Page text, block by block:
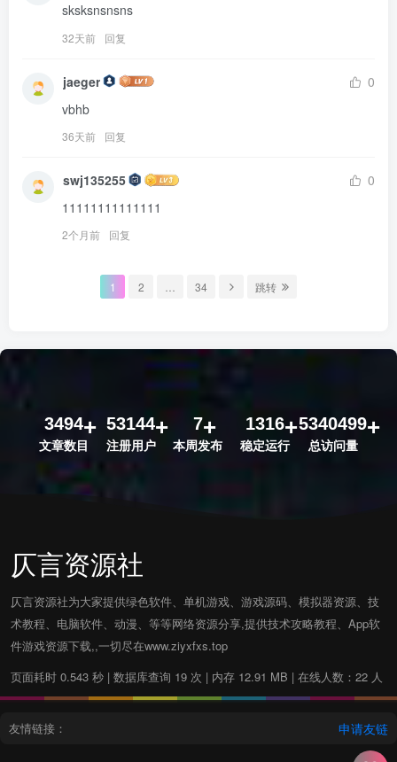
sksksnsnsns
32天前 回复
jaeger
0
vbhb
36天前 回复
swj135255
0
11111111111111
2个月前 回复
1 2 34 跳转
3494
文章数目
53144
注册用户
7
本周发布
1316
稳定运行
5340499
总访问量
仄言资源社
仄言资源社为大家提供绿色软件、单机游戏、游戏源码、模拟器资源、技
术教程、电脑软件、动漫、等等网络资源分享,提供技术攻略教程、App软
件游戏资源下载,,一切尽在www.ziyxfxs.top
页面耗时 0.543 秒 | 数据库查询 19 次 | 内存 12.91 MB | 在线人数：22 人
友情链接： 申请友链